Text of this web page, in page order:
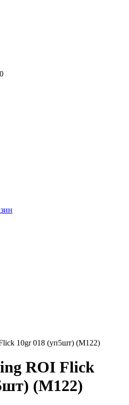
10gr 018 (уп5шт) (M122)
ROI Flick
(M122)